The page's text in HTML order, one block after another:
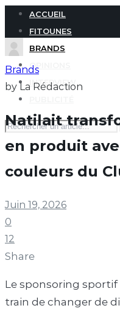
ACCUEIL
FITOUNES
BRANDS
OPINIONS
INTERVIEW
Search
for:
Brands
by La Rédaction
Natilait
en produit
couleurs du
Juin 19, 2026
0
12
Share
Le sponsoring
train de changer de